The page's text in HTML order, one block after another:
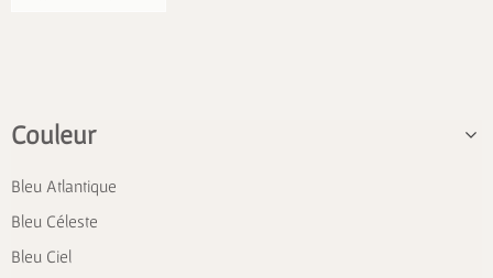
Couleur
Bleu Atlantique
Bleu Céleste
Bleu Ciel